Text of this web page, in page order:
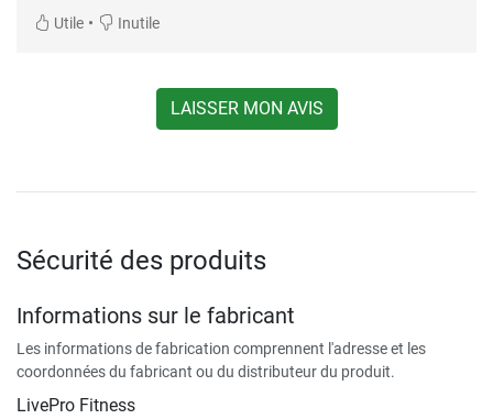
Utile • Inutile
LAISSER MON AVIS
Sécurité des produits
Informations sur le fabricant
Les informations de fabrication comprennent l'adresse et les
coordonnées du fabricant ou du distributeur du produit.
LivePro Fitness